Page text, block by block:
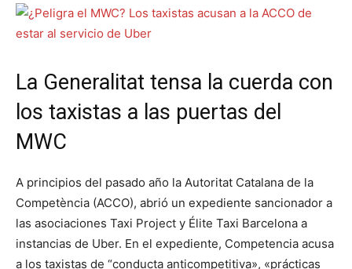
La Generalitat tensa la cuerda con
los taxistas a las puertas del
MWC
A principios del pasado año la Autoritat Catalana de la
Competència (ACCO), abrió un expediente sancionador a
las asociaciones Taxi Project y Élite Taxi Barcelona a
instancias de Uber. En el expediente, Competencia acusa
a los taxistas de “conducta anticompetitiva», «prácticas